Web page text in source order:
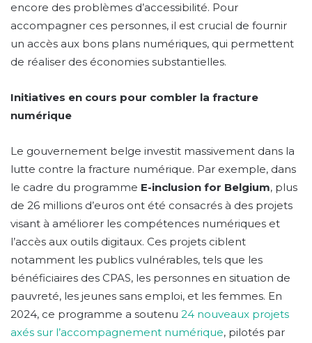
encore des problèmes d’accessibilité. Pour
accompagner ces personnes, il est crucial de fournir
un accès aux bons plans numériques, qui permettent
de réaliser des économies substantielles.
Initiatives en cours pour combler la fracture
numérique
Le gouvernement belge investit massivement dans la
lutte contre la fracture numérique. Par exemple, dans
le cadre du programme E-inclusion for Belgium, plus
de 26 millions d’euros ont été consacrés à des projets
visant à améliorer les compétences numériques et
l’accès aux outils digitaux. Ces projets ciblent
notamment les publics vulnérables, tels que les
bénéficiaires des CPAS, les personnes en situation de
pauvreté, les jeunes sans emploi, et les femmes. En
2024, ce programme a soutenu 24 nouveaux projets
axés sur l’accompagnement numérique, pilotés par